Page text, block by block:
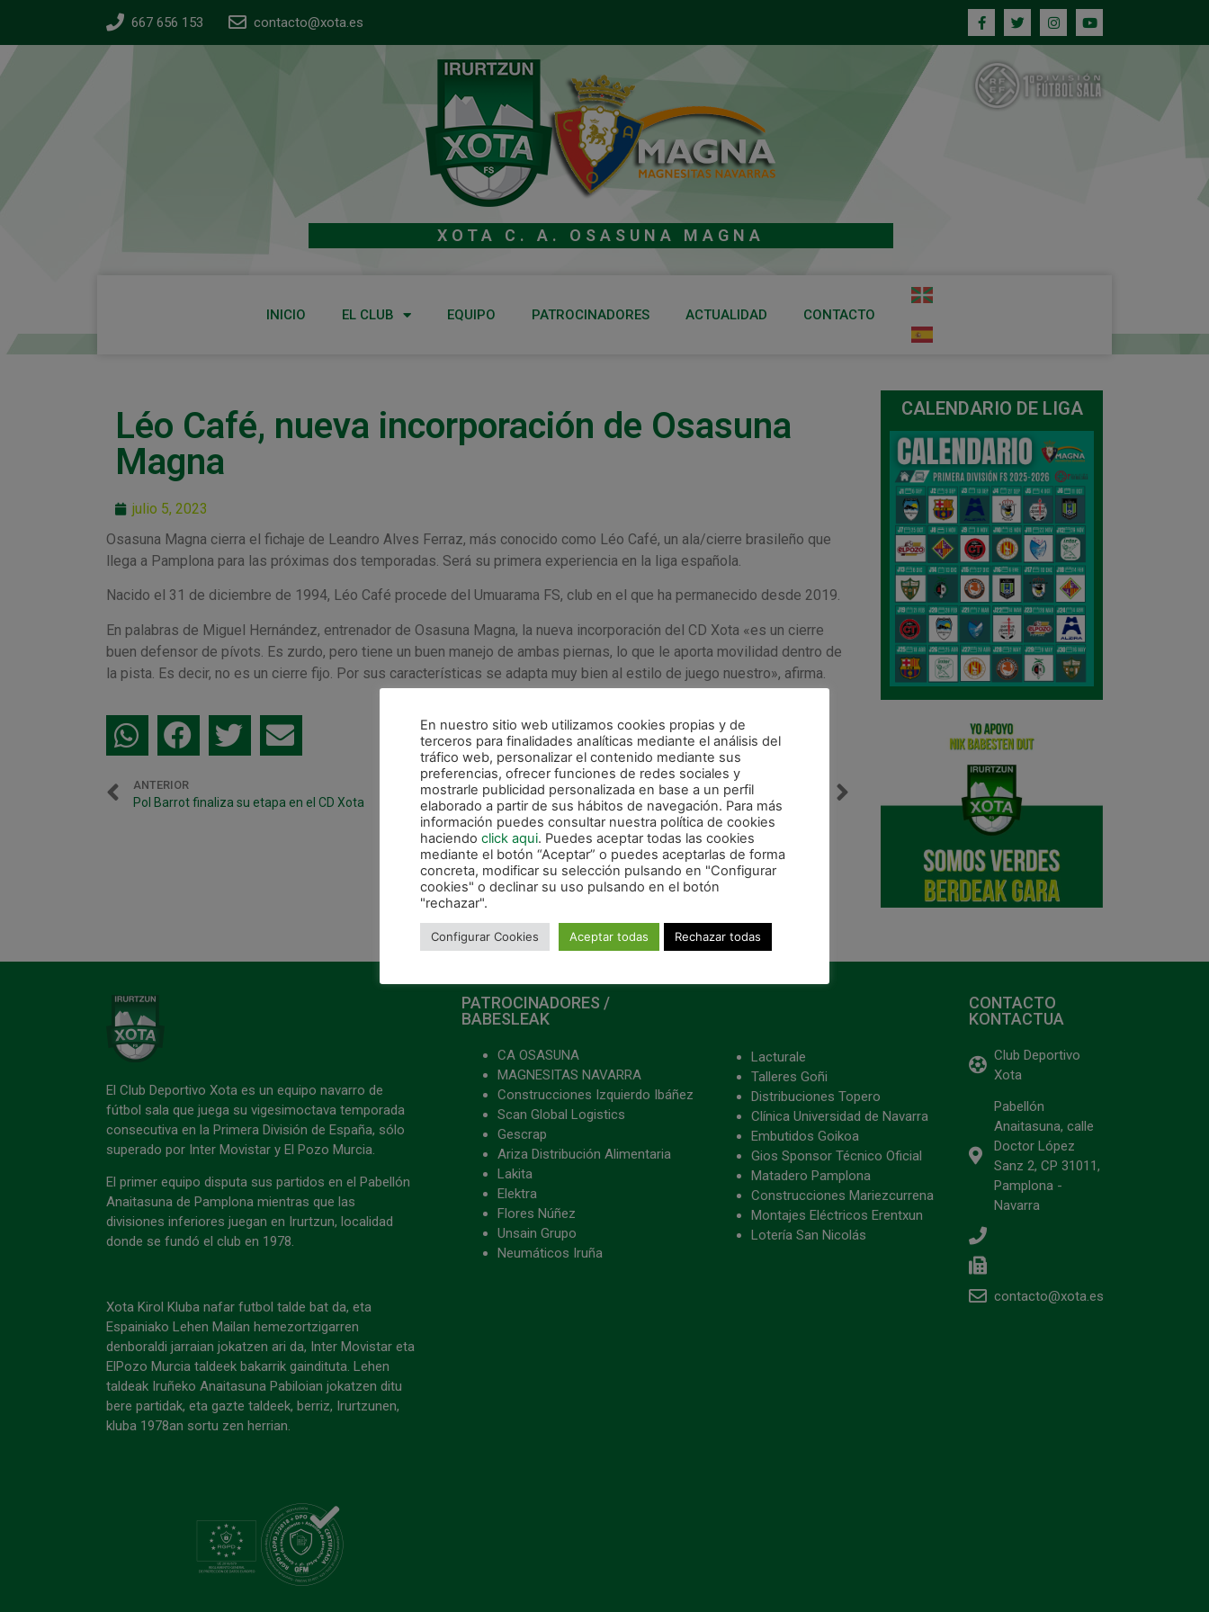
667 656 153 contacto@xota.es
XOTA C. A. OSASUNA MAGNA
INICIO EL CLUB EQUIPO PATROCINADORES ACTUALIDAD CONTACTO
Léo Café, nueva incorporación de Osasuna
Magna
julio 5, 2023
Osasuna Magna cierra el fichaje de Leandro Alves Ferraz, más conocido como Léo Café, un ala/cierre brasileño que
llega a Pamplona para las próximas dos temporadas. Será su primera experiencia en la liga española.
Nacido el 31 de diciembre de 1994, Léo Café procede del Umuarama FS, club en el que ha permanecido desde 2019.
En palabras de Miguel Hernández, entrenador de Osasuna Magna, la nueva incorporación del CD Xota «es un cierre
buen defensor de pívots. Es zurdo, pero tiene un buen manejo de ambas piernas, lo que le aporta movilidad dentro de
la pista. Es decir, no es un cierre fijo. Por sus características se adapta muy bien al estilo de juego nuestro», afirma.
ANTERIOR
Pol Barrot finaliza su etapa en el CD Xota
CALENDARIO DE LIGA
El Club Deportivo Xota es un equipo navarro de
fútbol sala que juega su vigesimoctava temporada
consecutiva en la Primera División de España, sólo
superado por Inter Movistar y El Pozo Murcia.
El primer equipo disputa sus partidos en el Pabellón
Anaitasuna de Pamplona mientras que las
divisiones inferiores juegan en Irurtzun, localidad
donde se fundó el club en 1978.
Xota Kirol Kluba nafar futbol talde bat da, eta
Espainiako Lehen Mailan hemezortzigarren
denboraldi jarraian jokatzen ari da, Inter Movistar eta
ElPozo Murcia taldeek bakarrik gaindituta. Lehen
taldeak Iruñeko Anaitasuna Pabiloian jokatzen ditu
bere partidak, eta gazte taldeek, berriz, Irurtzunen,
kluba 1978an sortu zen herrian.
PATROCINADORES /
BABESLEAK
CA OSASUNA
MAGNESITAS NAVARRA
Construcciones Izquierdo Ibáñez
Scan Global Logistics
Gescrap
Ariza Distribución Alimentaria
Lakita
Elektra
Flores Núñez
Unsain Grupo
Neumáticos Iruña
Lacturale
Talleres Goñi
Distribuciones Topero
Clínica Universidad de Navarra
Embutidos Goikoa
Gios Sponsor Técnico Oficial
Matadero Pamplona
Construcciones Mariezcurrena
Montajes Eléctricos Erentxun
Lotería San Nicolás
CONTACTO
KONTACTUA
Club Deportivo
Xota
Pabellón
Anaitasuna, calle
Doctor López
Sanz 2, CP 31011,
Pamplona -
Navarra
contacto@xota.es
En nuestro sitio web utilizamos cookies propias y de
terceros para finalidades analíticas mediante el análisis del
tráfico web, personalizar el contenido mediante sus
preferencias, ofrecer funciones de redes sociales y
mostrarle publicidad personalizada en base a un perfil
elaborado a partir de sus hábitos de navegación. Para más
información puedes consultar nuestra política de cookies
haciendo click aqui. Puedes aceptar todas las cookies
mediante el botón “Aceptar” o puedes aceptarlas de forma
concreta, modificar su selección pulsando en "Configurar
cookies" o declinar su uso pulsando en el botón
"rechazar".
Configurar Cookies Aceptar todas Rechazar todas